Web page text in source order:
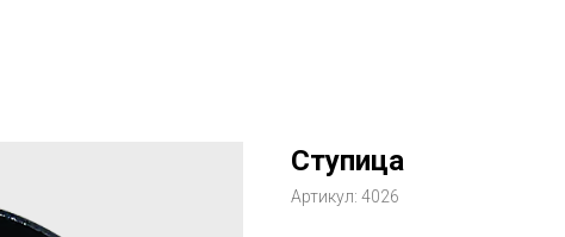
Ступица
Артикул: 4026